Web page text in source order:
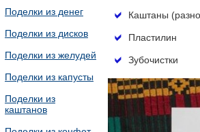
Поделки из денег
Поделки из дисков
Поделки из желудей
Поделки из капусты
Поделки из
каштанов
Каштаны
Пластилин
Зубочистки